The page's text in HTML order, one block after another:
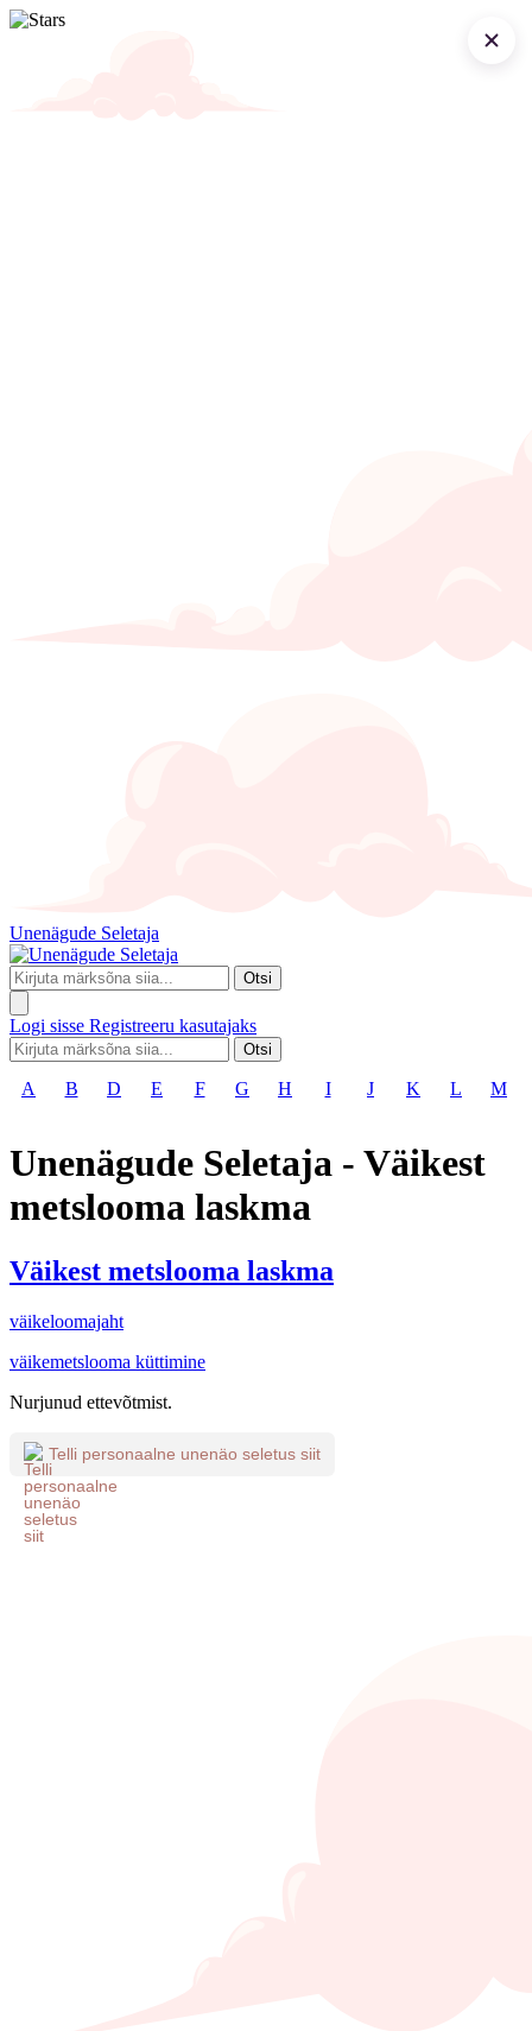
Unenägude Seletaja
Otsi
Logi sisse Registreeru kasutajaks
Otsi
A B D E F G H I J K L M
Unenägude Seletaja - Väikest
metslooma laskma
Väikest metslooma laskma
väikeloomajaht
väikemetslooma küttimine
Nurjunud ettevõtmist.
Telli personaalne unenäo seletus siit